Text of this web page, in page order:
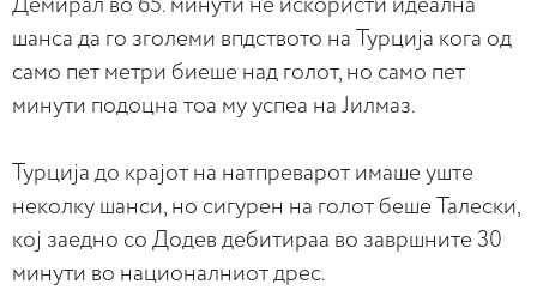
Демирал во 65. минути не искористи идеална
шанса да го зголеми впдството на Турција кога од
само пет метри биеше над голот, но само пет
минути подоцна тоа му успеа на Јилмаз.
Турција до крајот на натпреварот имаше уште
неколку шанси, но сигурен на голот беше Талески,
кој заедно со Додев дебитираа во завршните 30
минути во националниот дрес.